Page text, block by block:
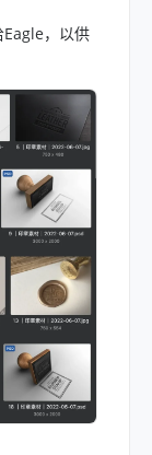
Eagle，以供